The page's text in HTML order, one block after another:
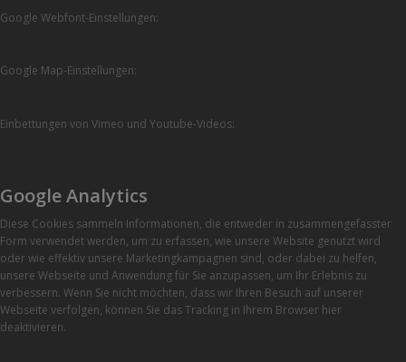
Google Webfont-Einstellungen:
Google Map-Einstellungen:
Einbettungen von Vimeo und Youtube-Videos:
Google Analytics
Diese Cookies sammeln Informationen, die entweder in zusammengefasster
Form verwendet werden, um zu erfassen, wie unsere Website genutzt wird
oder wie effektiv unsere Marketingkampagnen sind, oder dabei zu helfen,
unsere Webseite und Anwendung für Sie anzupassen, um Ihr Erlebnis zu
verbessern. Wenn Sie nicht möchten, dass wir Ihren Besuch auf unserer
Webseite verfolgen, können Sie das Tracking in Ihrem Browser hier
deaktivieren.